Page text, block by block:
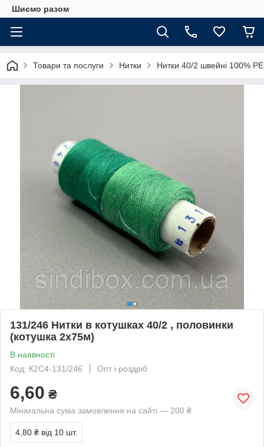
Шиємо разом
Товари та послуги Нитки Нитки 40/2 швейні 100% PE
131/246 Нитки в котушках 40/2 , половинки
(котушка 2х75м)
В наявності
Код: К2С4-131/246
Опт і роздріб
6,60 ₴
Мінімальна сума замовлення на сайті — 200 ₴
4,80 ₴ від 10 шт.